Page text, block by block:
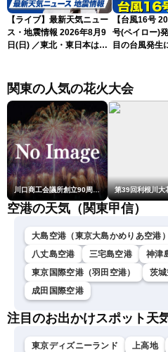
【ライブ】最新天気ニュー
ス・地震情報 2026年8月9
日(日) ／東北・東日本は急
北美月／芳野達郎〉
【台風16号
号(ペイロー)
目の台風発生
関東の人気の花火大会
川口商工会議所創立90周年・青年部40周年・女性会30周年記念 第6回川口花火大会 第39回利根川大
空港の天気（関東甲信）
大島空港（東京大島かめりあ空港）
八丈島空港
三宅島空港 神津
東京国際空港（羽田空港）
茨
成田国際空港
注目のお出かけスポット天
東京ディズニーランド 上高地